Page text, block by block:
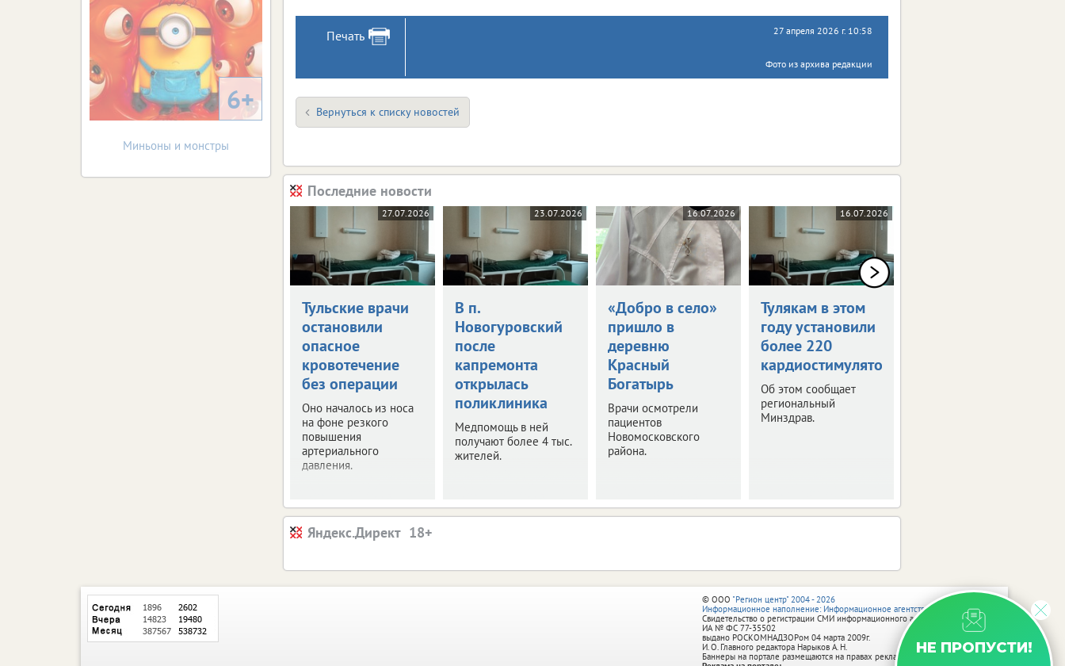
Печать 27 апреля 2026 г. 10:58
Фото из архива редакции
Вернуться к списку новостей
Последние новости
27.07.2026
Тульские врачи
остановили
опасное
кровотечение
без операции
Оно началось из носа
на фоне резкого
повышения
артериального
давления.
23.07.2026
В п.
Новогуровский
после
капремонта
открылась
поликлиника
Медпомощь в ней
получают более 4 тыс.
жителей.
16.07.2026
«Добро в село»
пришло в
деревню
Красный
Богатырь
Врачи осмотрели
пациентов
Новомосковского
района.
16.07.2026
Тулякам в этом
году установили
более 220
кардиостимуляторов
Об этом сообщает
региональный
Минздрав.
Яндекс.Директ
6+
Миньоны и монстры
НЕ ПРОПУСТИ!
© ООО "Регион центр" 2004 - 2026
Информационное наполнение: Информационное агентство vRossii.ru
Свидетельство о регистрации СМИ информационного агентства vRossii.ru
ИА № ФС 77‑35502
выдано РОСКОМНАДЗОРом 04 марта 2009г.
И. О. Главного редактора Нарыков А. Н.
Баннеры на портале размещаются на правах рекламы.